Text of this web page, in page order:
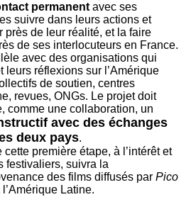
permanent avec ses
suivre dans leurs actions et
près de leur réalité, et la faire
de ses interlocuteurs en France.
avec des organisations qui
leurs réflexions sur l’Amérique
de soutien, centres
revues, ONGs. Le projet doit
comme une collaboration, un
avec des échanges
deux pays.
première étape, à l’intérêt et
festivaliers, suivra la
des films diffusés par Pico
l’Amérique Latine.